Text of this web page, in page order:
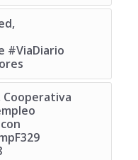
#ViaDiario
Cooperativa